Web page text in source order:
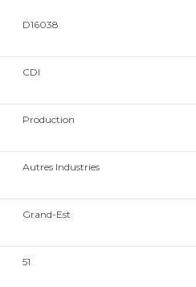
D16038
CDI
Production
Autres Industries
Grand-Est
51